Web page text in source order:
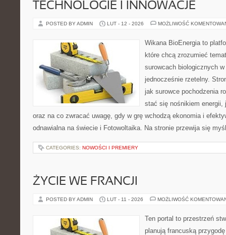
TECHNOLOGIE I INNOWACJE
POSTED BY ADMIN LUT - 12 - 2026 MOŻLIWOŚĆ
Wikana BioEnergia to
które chcą zrozumieć
surowcach biologicznych
jednocześnie rzetelny.
jak surowce pochodzenia
stać się nośnikiem energii,
oraz na co zwracać uwagę, gdy w grę wchodzą ekonomia i
odnawialna na świecie i Fotowoltaika. Na stronie przewija się
CATEGORIES: NOWOŚCI I PREMIERY
ŻYCIE WE FRANCJI
POSTED BY ADMIN LUT - 11 - 2026 MOŻLIWOŚĆ
Ten portal to przestrzeń
planują francuską